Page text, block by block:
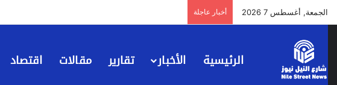
الجمعة, أغسطس 7 2026 أخبار عاجلة
الرئيسية الأخبار تقارير مقالات اقتصاد